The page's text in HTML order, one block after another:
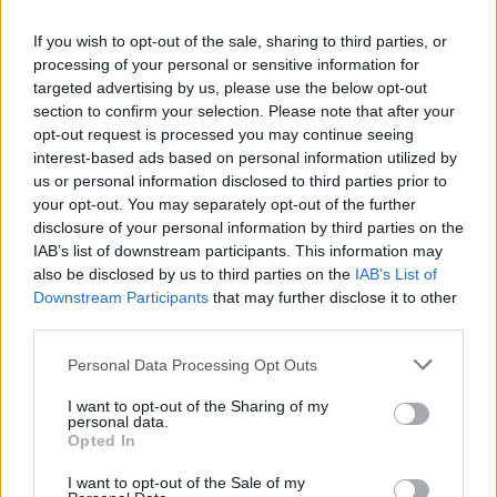
If you wish to opt-out of the sale, sharing to third parties, or
processing of your personal or sensitive information for
targeted advertising by us, please use the below opt-out
section to confirm your selection. Please note that after your
opt-out request is processed you may continue seeing
interest-based ads based on personal information utilized by
us or personal information disclosed to third parties prior to
your opt-out. You may separately opt-out of the further
disclosure of your personal information by third parties on the
IAB’s list of downstream participants. This information may
also be disclosed by us to third parties on the IAB’s List of
Downstream Participants that may further disclose it to other
Personal Data Processing Opt Outs
I want to opt-out of the Sharing of my
personal data.
Opted In
I want to opt-out of the Sale of my
czy ZETA Gaming. Szeregi Blaugrany zasilił on w
połowie stycznia i od tego czasu grał w jej barwach w
VALORANT Challengers Spain: Rising. Pierwszy
tegoroczny split nie był zbyt udany dla naszego rodaka
i jego kolegów, gdyż zajęli oni dopiero 6. miejsce. W
splicie numer dwa było już lepiej, bo maniek i spółka
sięgnęli po tytuł mistrzowski, co dało im awans na VCT
Ascension. Tam jednak Barça przegrała wszystkie
cztery mecze i zajęła ostatnie miejsce w grupie A. To
oznaczało koniec marzeń o awansie do VALORANT
Champions Tour.
CZYTAJ TEŻ:
stark zapowiada rozstanie z MOUZ
W związku z tym rozczarowaniem doszło do większej
liczby rozstań. Barcelona ogłosiła, że na sezon 2025 w
ekipie pozostaną jedynie dwaj Hiszpanie, tj. Tomas
"Vorwenn" Baldrich oraz Daniel "Saiz" Ruiz. Los